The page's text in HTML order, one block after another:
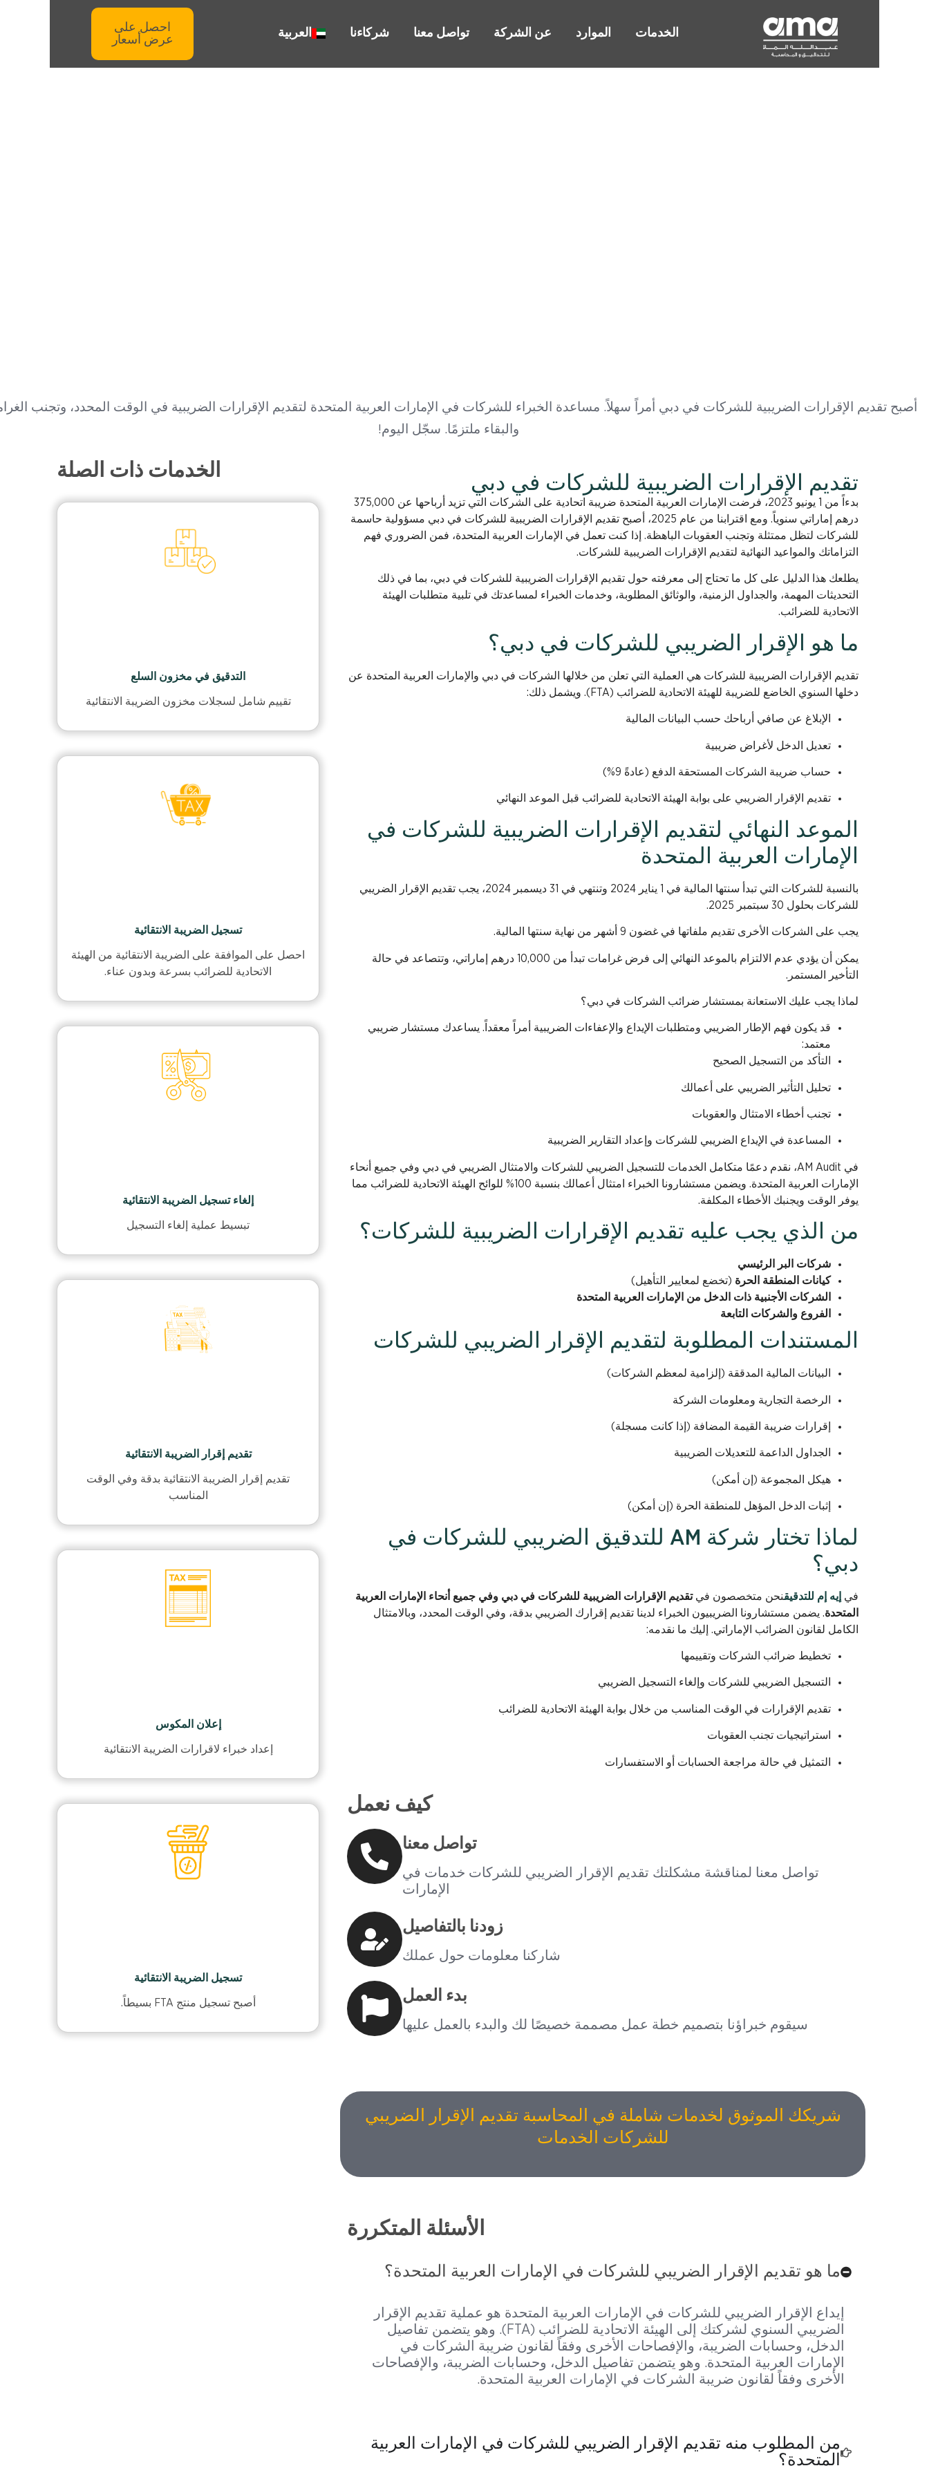
الخدمات الموارد عن الشركة تواصل معنا شركاءنا العربية
احصل على
عرض أسعار
أصبح تقديم الإقرارات الضريبية للشركات في دبي أمراً سهلاً. مساعدة الخبراء للشركات في الإمارات العربية المتحدة لتقديم الإقرارات الضريبية في الوقت المحدد، وتجنب
والبقاء ملتزمًا. سجّل اليوم!
تقديم الإقرارات الضريبية للشركات في دبي
بدءاً من 1 يونيو 2023، فرضت الإمارات العربية المتحدة ضريبة اتحادية على الشركات التي تزيد أرباحها عن 375,000
درهم إماراتي سنوياً. ومع اقترابنا من عام 2025، أصبح تقديم الإقرارات الضريبية للشركات في دبي مسؤولية حاسمة
للشركات لتظل ممتثلة وتجنب العقوبات الباهظة. إذا كنت تعمل في الإمارات العربية المتحدة، فمن الضروري فهم
التزاماتك والمواعيد النهائية لتقديم الإقرارات الضريبية للشركات.
يطلعك هذا الدليل على كل ما تحتاج إلى معرفته حول تقديم الإقرارات الضريبية للشركات في دبي، بما في ذلك
التحديثات المهمة، والجداول الزمنية، والوثائق المطلوبة، وخدمات الخبراء لمساعدتك في تلبية متطلبات الهيئة
الاتحادية للضرائب.
ما هو الإقرار الضريبي للشركات في دبي؟
تقديم الإقرارات الضريبية للشركات هي العملية التي تعلن من خلالها الشركات في دبي والإمارات العربية المتحدة عن
دخلها السنوي الخاضع للضريبة للهيئة الاتحادية للضرائب (FTA). ويشمل ذلك:
الإبلاغ عن صافي أرباحك حسب البيانات المالية
تعديل الدخل لأغراض ضريبية
حساب ضريبة الشركات المستحقة الدفع (عادةً 9%)
تقديم الإقرار الضريبي على بوابة الهيئة الاتحادية للضرائب قبل الموعد النهائي
الموعد النهائي لتقديم الإقرارات الضريبية للشركات في
الإمارات العربية المتحدة
بالنسبة للشركات التي تبدأ سنتها المالية في 1 يناير 2024 وتنتهي في 31 ديسمبر 2024، يجب تقديم الإقرار الضريبي
للشركات بحلول 30 سبتمبر 2025.
يجب على الشركات الأخرى تقديم ملفاتها في غضون 9 أشهر من نهاية سنتها المالية.
يمكن أن يؤدي عدم الالتزام بالموعد النهائي إلى فرض غرامات تبدأ من 10,000 درهم إماراتي، وتتصاعد في حالة
التأخير المستمر.
لماذا يجب عليك الاستعانة بمستشار ضرائب الشركات في دبي؟
قد يكون فهم الإطار الضريبي ومتطلبات الإيداع والإعفاءات الضريبية أمراً معقداً. يساعدك مستشار ضريبي
معتمد:
التأكد من التسجيل الصحيح
تحليل التأثير الضريبي على أعمالك
تجنب أخطاء الامتثال والعقوبات
المساعدة في الإيداع الضريبي للشركات وإعداد التقارير الضريبية
في AM Audit، نقدم دعمًا متكامل الخدمات للتسجيل الضريبي للشركات والامتثال الضريبي في دبي وفي جميع أنحاء
الإمارات العربية المتحدة. ويضمن مستشارونا الخبراء امتثال أعمالك بنسبة 100% للوائح الهيئة الاتحادية للضرائب مما
يوفر الوقت ويجنبك الأخطاء المكلفة.
من الذي يجب عليه تقديم الإقرارات الضريبية للشركات؟
شركات البر الرئيسي
كيانات المنطقة الحرة (تخضع لمعايير التأهيل)
الشركات الأجنبية ذات الدخل من الإمارات العربية المتحدة
الفروع والشركات التابعة
المستندات المطلوبة لتقديم الإقرار الضريبي للشركات
البيانات المالية المدققة (إلزامية لمعظم الشركات)
الرخصة التجارية ومعلومات الشركة
إقرارات ضريبة القيمة المضافة (إذا كانت مسجلة)
الجداول الداعمة للتعديلات الضريبية
هيكل المجموعة (إن أمكن)
إثبات الدخل المؤهل للمنطقة الحرة (إن أمكن)
لماذا تختار شركة AM للتدقيق الضريبي للشركات في
دبي؟
في إيه إم للتدقيقنحن متخصصون فيتقديم الإقرارات الضريبية للشركات في دبي وفي جميع أنحاء الإمارات العربية
المتحدة. يضمن مستشارونا الضريبيون الخبراء لدينا تقديم إقرارك الضريبي بدقة، وفي الوقت المحدد، وبالامتثال
الكامل لقانون الضرائب الإماراتي. إليك ما نقدمه:
تخطيط ضرائب الشركات وتقييمها
التسجيل الضريبي للشركات وإلغاء التسجيل الضريبي
تقديم الإقرارات في الوقت المناسب من خلال بوابة الهيئة الاتحادية للضرائب
استراتيجيات تجنب العقوبات
التمثيل في حالة مراجعة الحسابات أو الاستفسارات
كيف نعمل
تواصل معنا
تواصل معنا لمناقشة مشكلتك تقديم الإقرار الضريبي للشركات خدمات في
الإمارات
زودنا بالتفاصيل
شاركنا معلومات حول عملك
بدء العمل
سيقوم خبراؤنا بتصميم خطة عمل مصممة خصيصًا لك والبدء بالعمل عليها
شريكك الموثوق لخدمات شاملة في المحاسبة تقديم الإقرار الضريبي
للشركات الخدمات
الأسئلة المتكررة
ما هو تقديم الإقرار الضريبي للشركات في الإمارات العربية المتحدة؟
إيداع الإقرار الضريبي للشركات في الإمارات العربية المتحدة هو عملية تقديم الإقرار
الضريبي السنوي لشركتك إلى الهيئة الاتحادية للضرائب (FTA). وهو يتضمن تفاصيل
الدخل، وحسابات الضريبة، والإفصاحات الأخرى وفقاً لقانون ضريبة الشركات في
الإمارات العربية المتحدة. وهو يتضمن تفاصيل الدخل، وحسابات الضريبة، والإفصاحات
الأخرى وفقاً لقانون ضريبة الشركات في الإمارات العربية المتحدة.
من المطلوب منه تقديم الإقرار الضريبي للشركات في الإمارات العربية
المتحدة؟
الخدمات ذات الصلة
التدقيق في مخزون السلع
تقييم شامل لسجلات مخزون الضريبة الانتقائية
تسجيل الضريبة الانتقائية
احصل على الموافقة على الضريبة الانتقائية من الهيئة
الاتحادية للضرائب بسرعة وبدون عناء.
إلغاء تسجيل الضريبة الانتقائية
تبسيط عملية إلغاء التسجيل
تقديم إقرار الضريبة الانتقائية
تقديم إقرار الضريبة الانتقائية بدقة وفي الوقت
المناسب
إعلان المكوس
إعداد خبراء لاقرارات الضريبة الانتقائية
تسجيل الضريبة الانتقائية
أصبح تسجيل منتج FTA بسيطاً.